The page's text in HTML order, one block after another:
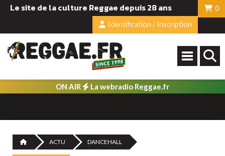
Le site de la culture Reggae depuis 28 ans
0
Identification / Inscription
ON AIR La webradio Reggae.fr
ACTU DANCEHALL